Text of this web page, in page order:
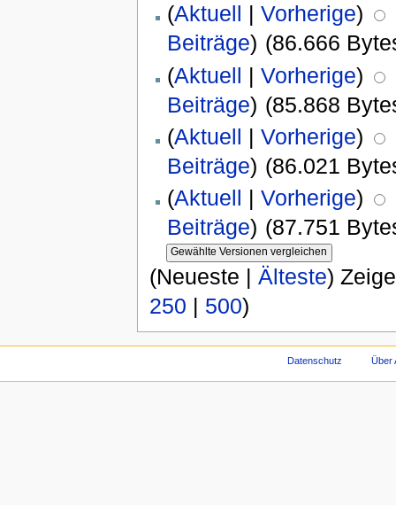
(Aktuell | Vorherige)
Beiträge) (86.666
(Aktuell | Vorherige)
Beiträge) (85.868
(Aktuell | Vorherige)
Beiträge) (86.021
(Aktuell | Vorherige)
Beiträge) (87.751
(Neueste | Älteste)
250 | 500)
Datenschutz Über